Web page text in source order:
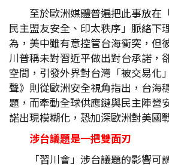
至於歐洲媒體普遍把此事放在
民主盟友安全、印太秩序」脈絡下
為，美中雖有意控管台海衝突，但
川普稱未對習近平做出對台承諾，
空間，引發外界對台灣「被交易化
聲》則從歐洲安全視角指出，台海
題，而牽動全球供應鏈與民主陣營
諾出現模糊化，恐加深歐洲對美國
涉台議題是一把雙面刃
「習川會」涉台議題的影響可